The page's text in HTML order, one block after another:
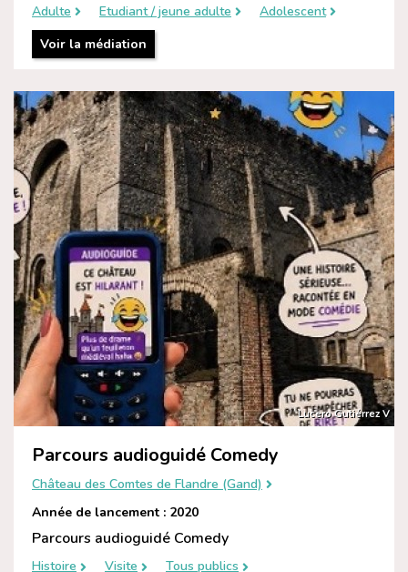
Adulte
Etudiant / jeune adulte
Adolescent
Voir la médiation
Lucero Gutiérrez V
Parcours audioguidé Comedy
Château des Comtes de Flandre (Gand)
Année de lancement : 2020
Parcours audioguidé Comedy
Histoire Visite Tous publics